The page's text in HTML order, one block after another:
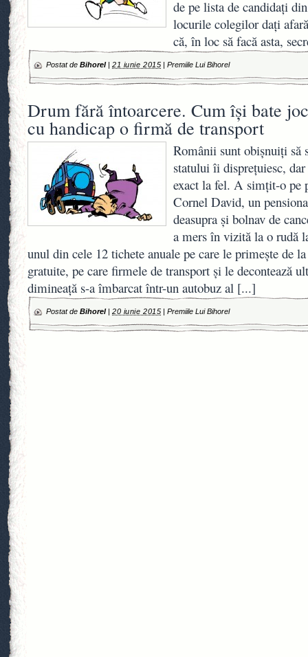
de pe lista de candidaţi
locurile colegilor daţi
că, în loc să facă asta,
Postat de Bihorel| 21 iunie 2015 |Premiile Lui Bihorel
Drum fără întoarcere. Cum îşi bate
cu handicap o firmă de transport
Românii sunt obişnuiţi să
statului îi dispreţuiesc,
exact la fel. A simţit-o pe
Cornel David, un
deasupra şi bolnav de
a mers în vizită la o rudă
unul din cele 12 tichete anuale pe care le primeşte de
gratuite, pe care firmele de transport şi le decontează
dimineaţă s-a îmbarcat într-un autobuz al [...]
Postat de Bihorel| 20 iunie 2015 |Premiile Lui Bihorel